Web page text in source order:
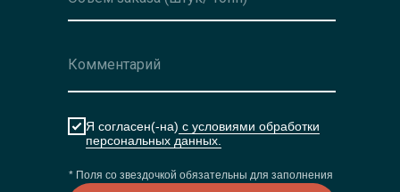
* Поля со звездочкой обязательны для заполнения
Я согласен(-на) с условиями обработки
персональных данных.